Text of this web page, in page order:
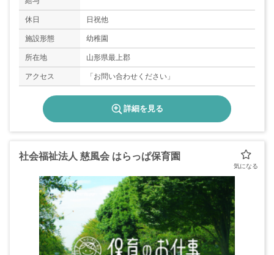
休日 日祝他
施設形態 幼稚園
所在地 山形県最上郡
アクセス 「お問い合わせください」
詳細を見る
社会福祉法人 慈風会 はらっぱ保育園